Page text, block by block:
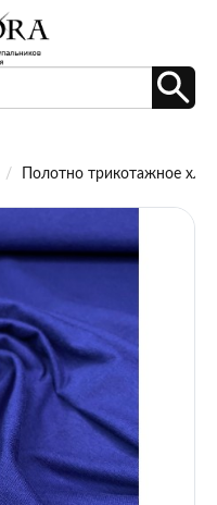
Полотно трикотажное